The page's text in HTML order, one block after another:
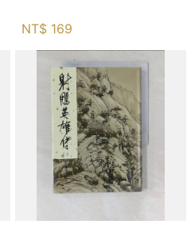
NT$ 169